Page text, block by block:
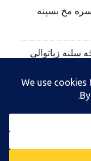
مخ بسپنه
سلنه زیاتوالی